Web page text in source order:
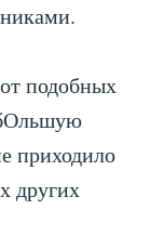
подобных
приходило
других